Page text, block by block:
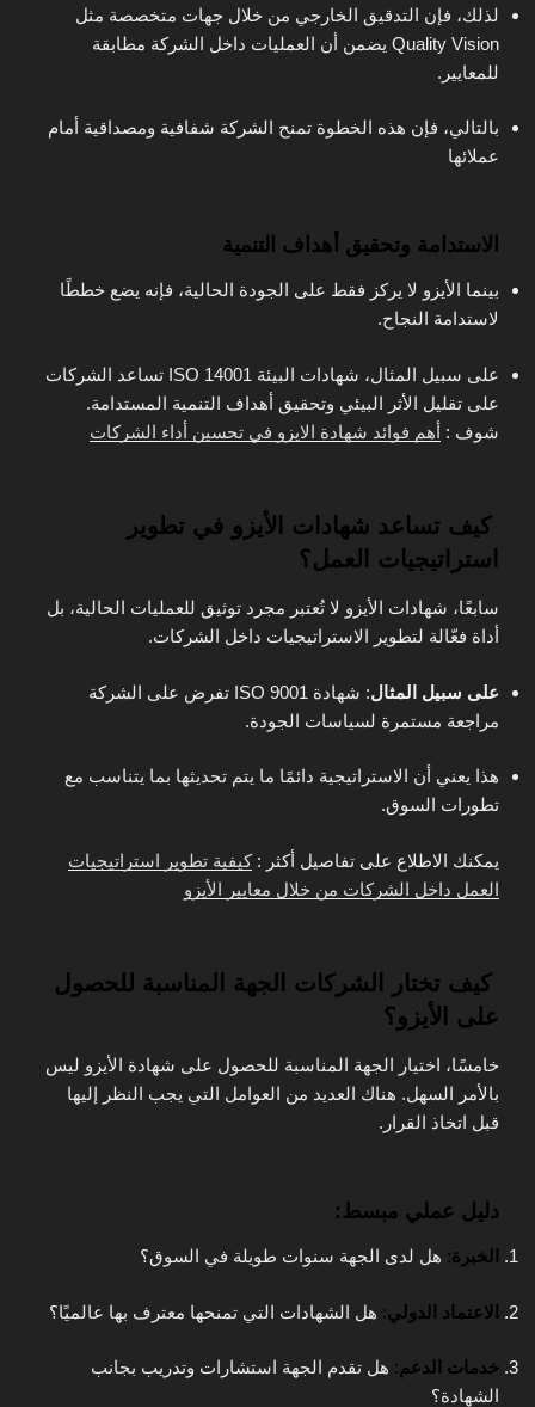
لذلك، فإن التدقيق الخارجي من خلال جهات متخصصة مثل
Quality Vision يضمن أن العمليات داخل الشركة مطابقة
للمعايير.
بالتالي، فإن هذه الخطوة تمنح الشركة شفافية ومصداقية أمام
عملائها
الاستدامة وتحقيق أهداف التنمية
بينما الأيزو لا يركز فقط على الجودة الحالية، فإنه يضع خططًا
لاستدامة النجاح.
على سبيل المثال، شهادات البيئة ISO 14001 تساعد الشركات
على تقليل الأثر البيئي وتحقيق أهداف التنمية المستدامة.
شوف : أهم فوائد شهادة الايزو في تحسين أداء الشركات
كيف تساعد شهادات الأيزو في تطوير
استراتيجيات العمل؟
سابعًا، شهادات الأيزو لا تُعتبر مجرد توثيق للعمليات الحالية، بل
أداة فعّالة لتطوير الاستراتيجيات داخل الشركات.
على سبيل المثال
: شهادة ISO 9001 تفرض على الشركة
مراجعة مستمرة لسياسات الجودة.
هذا يعني أن الاستراتيجية دائمًا ما يتم تحديثها بما يتناسب مع
تطورات السوق.
يمكنك الاطلاع على تفاصيل أكثر :كيفية تطوير استراتيجيات
العمل داخل الشركات من خلال معايير الأيزو
كيف تختار الشركات الجهة المناسبة للحصول
على الأيزو؟
خامسًا، اختيار الجهة المناسبة للحصول على شهادة الأيزو ليس
بالأمر السهل. هناك العديد من العوامل التي يجب النظر إليها
قبل اتخاذ القرار.
دليل عملي مبسط:
الخبرة: هل لدى الجهة سنوات طويلة في السوق؟
الاعتماد الدولي: هل الشهادات التي تمنحها معترف بها عالميًا؟
خدمات الدعم: هل تقدم الجهة استشارات وتدريب بجانب
الشهادة؟